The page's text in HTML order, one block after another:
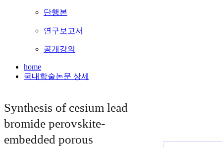
단행본
연구보고서
공개강의
home
국내학술논문 상세
Synthesis of cesium lead
bromide perovskite-
embedded porous